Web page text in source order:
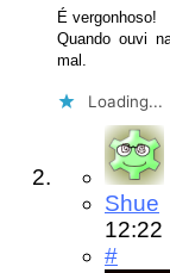
É vergonhoso!
Quando ouvi
mal.
Loading...
Shue
12:22
#